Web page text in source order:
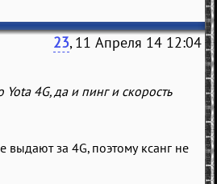
23, 11 Апреля 14 12:04
4G, да и пинг и скорость
выдают за 4G, поэтому ксанг не